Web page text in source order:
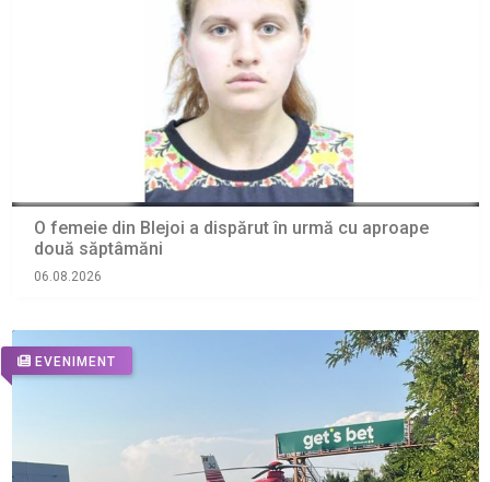
O femeie din Blejoi a dispărut în urmă cu aproape
două săptâmăni
06.08.2026
EVENIMENT